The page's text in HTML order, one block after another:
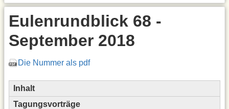
Eulenrundblick 68 -
September 2018
Die Nummer als pdf
Inhalt
Tagungsvorträge